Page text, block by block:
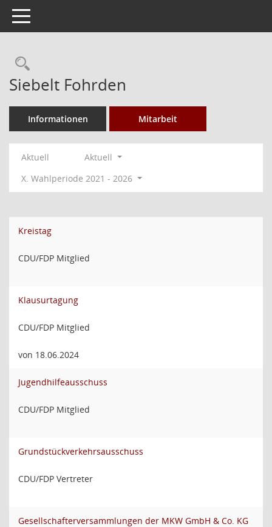
Toggle navigation
Rechercheauswahl
Siebelt Fohrden
Informationen Mitarbeit
Aktuell
Aktuell
X. Wahlperiode 2021 - 2026
Kreistag
CDU/FDP Mitglied
Klausurtagung
CDU/FDP Mitglied
von 18.06.2024
Jugendhilfeausschuss
CDU/FDP Mitglied
Grundstückverkehrsausschuss
CDU/FDP Vertreter
Gesellschafterversammlungen der MKW GmbH & Co. KG